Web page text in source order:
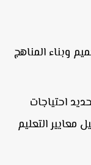
المناهج
احتياجات
التعليم